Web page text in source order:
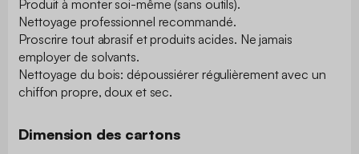
Produit à monter soi-même (sans outils).
Nettoyage professionnel recommandé.
Proscrire tout abrasif et produits acides. Ne jamais
employer de solvants.
Nettoyage du bois: dépoussiérer régulièrement avec un
chiffon propre, doux et sec.
Dimension des cartons